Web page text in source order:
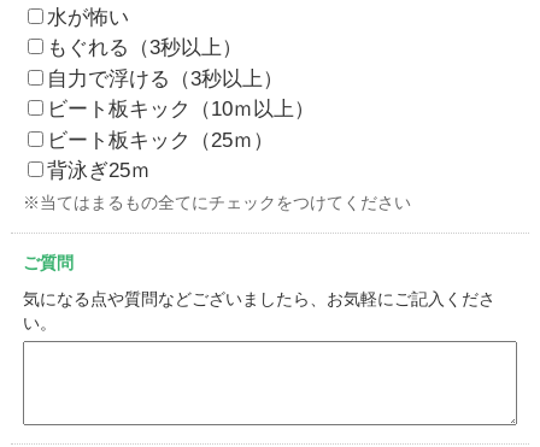
水が怖い
もぐれる（3秒以上）
自力で浮ける（3秒以上）
ビート板キック（10ｍ以上）
ビート板キック（25ｍ）
背泳ぎ25ｍ
※当てはまるもの全てにチェックをつけてください
ご質問
気になる点や質問などございましたら、お気軽にご記入くださ
い。